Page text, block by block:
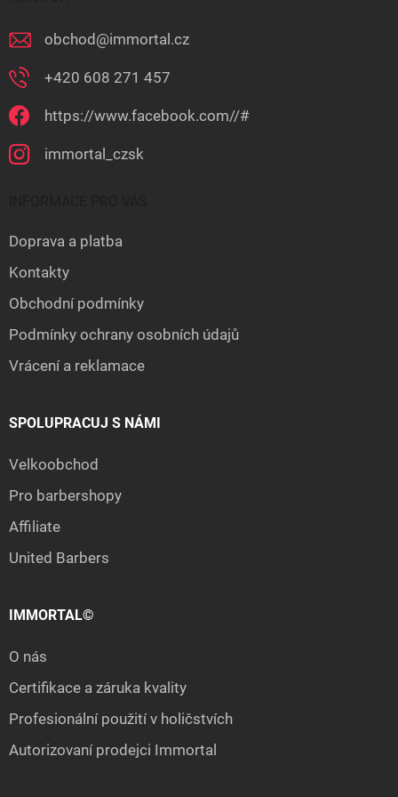
obchod @immortal.cz
+420 608 271 457
https://www.facebook.com//#
immortal_czsk
Doprava a platba
Kontakty
Obchodní podmínky
Podmínky ochrany osobních údajů
Vrácení a reklamace
SPOLUPRACUJ S NÁMI
Velkoobchod
Pro barbershopy
Affiliate
United Barbers
IMMORTAL©
O nás
Certifikace a záruka kvality
Profesionální použití v holičstvích
Autorizovaní prodejci Immortal